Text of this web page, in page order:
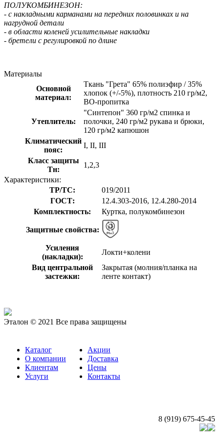
ПОЛУКОМБИНЕЗОН:
- с накладными карманами на передних половинках и на
нагрудной детали
- в области коленей усилительные накладки
- бретели с регулировкой по длине
Материалы
Основной
материал:
Ткань "Грета" 65% полиэфир / 35%
хлопок (+/-5%), плотность 210 гр/м2,
ВО-пропитка
Утеплитель:
"Синтепон" 360 гр/м2 спинка и
полочки, 240 гр/м2 рукава и брюки,
120 гр/м2 капюшон
Климатический
пояс:
I, II, III
Класс защиты
Тн:
1,2,3
Характеристики:
ТР/ТС:
019/2011
ГОСТ:
12.4.303-2016, 12.4.280-2014
Комплектность:
Куртка, полукомбинезон
Защитные свойства:
Усиления
(накладки):
Локти+колени
Вид центральной
застежки:
Закрытая (молния/планка на
ленте контакт)
Эталон © 2021 Все права защищены
Каталог
О компании
Клиентам
Услуги
Акции
Доставка
Цены
Контакты
8 (919) 675-45-45